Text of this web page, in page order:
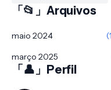
「📂」Arquivos
maio 2024
março 2025
「👤」Perfil